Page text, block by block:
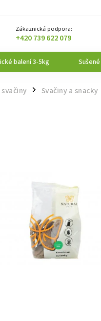
Zákaznická podpora:
+420 739 622 079
balení 3-5kg
/ Svačiny a snacky